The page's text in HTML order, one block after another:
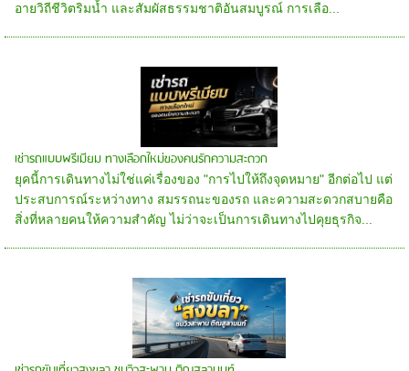
อายวิถีชีวิตริมน้ำ และสัมผัสธรรมชาติอันสมบูรณ์ การเลือ...
เช่ารถแบบพรีเมียม ทางเลือกใหม่ของคนรักความสะดวก
ยุคนี้การเดินทางไม่ใช่แค่เรื่องของ "การไปให้ถึงจุดหมาย" อีกต่อไป แต่
ประสบการณ์ระหว่างทาง สมรรถนะของรถ และความสะดวกสบายคือ
สิ่งที่หลายคนให้ความสำคัญ ไม่ว่าจะเป็นการเดินทางไปคุยธุรกิจ...